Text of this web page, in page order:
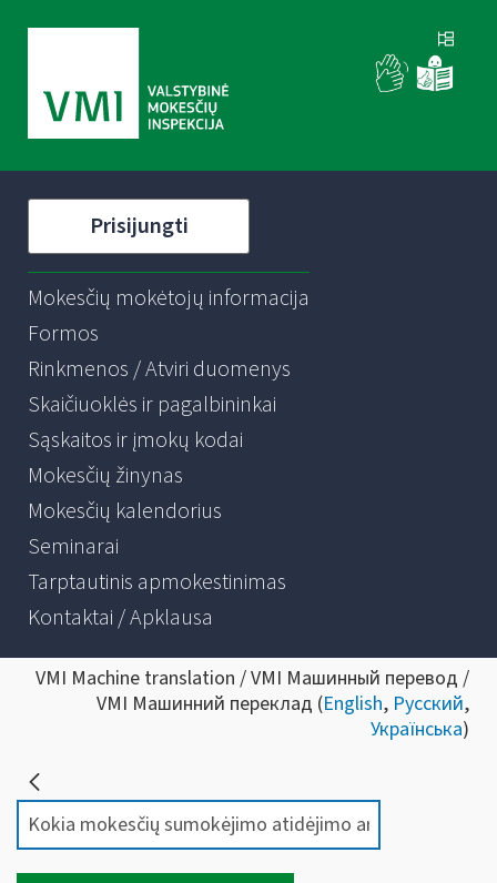
Prisijungti
Mokesčių mokėtojų informacija
Formos
Rinkmenos / Atviri duomenys
Skaičiuoklės ir pagalbininkai
Sąskaitos ir įmokų kodai
Mokesčių žinynas
Mokesčių kalendorius
Seminarai
Tarptautinis apmokestinimas
Kontaktai / Apklausa
VMI Machine translation / VMI Машинный перевод /
VMI Машинний переклад (English, Русский,
Українська)